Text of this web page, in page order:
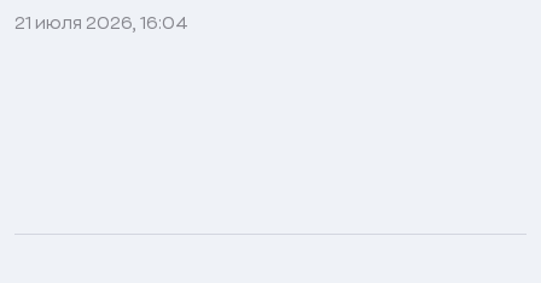
21 июля 2026, 16:04